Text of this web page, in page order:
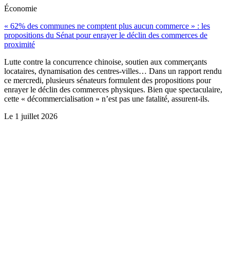
Économie
« 62% des communes ne comptent plus aucun commerce » : les
propositions du Sénat pour enrayer le déclin des commerces de
proximité
Lutte contre la concurrence chinoise, soutien aux commerçants
locataires, dynamisation des centres-villes… Dans un rapport rendu
ce mercredi, plusieurs sénateurs formulent des propositions pour
enrayer le déclin des commerces physiques. Bien que spectaculaire,
cette « décommercialisation » n’est pas une fatalité, assurent-ils.
Le 1 juillet 2026